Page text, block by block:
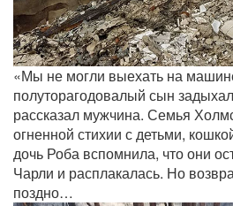
«Мы не могли выехать на
полуторагодовалый сын
рассказал мужчина. Семья
огненной стихии с детьми,
дочь Роба вспомнила, что они
Чарли и расплакалась. Но
поздно…